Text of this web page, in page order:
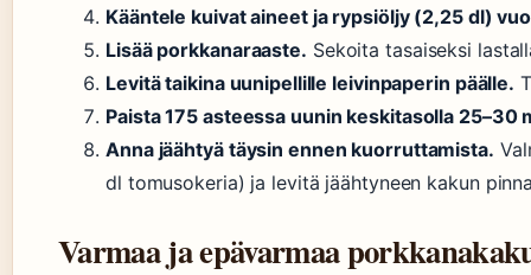
Kääntele kuivat aineet ja rypsiöljy (2,25 dl)
Lisää porkkanaraaste. Sekoita tasaiseksi
Levitä taikina uunipellille leivinpaperin päälle.
Paista 175 asteessa uunin keskitasolla 25–30
Anna jäähtyä täysin ennen kuorruttamista.
dl tomusokeria) ja levitä jäähtyneen kakun
Varmaa ja epävarmaa